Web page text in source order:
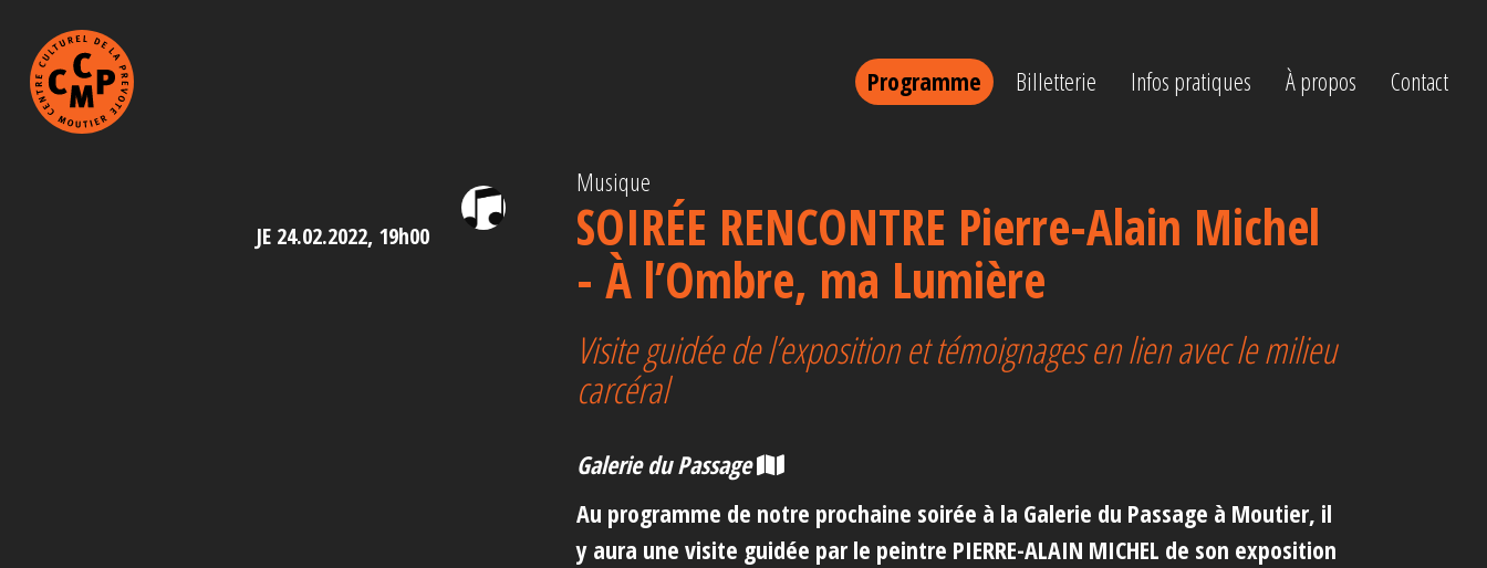
Programme Billetterie Infos pratiques À propos Contact
JE 24.02.2022, 19h00
Musique
SOIRÉE RENCONTRE Pierre-Alain Michel
- À l’Ombre, ma Lumière
Visite guidée de l’exposition et témoignages en lien avec le milieu
carcéral
Galerie du Passage
Au programme de notre prochaine soirée à la Galerie du Passage à Moutier, il
y aura une visite guidée par le peintre PIERRE-ALAIN MICHEL de son exposition